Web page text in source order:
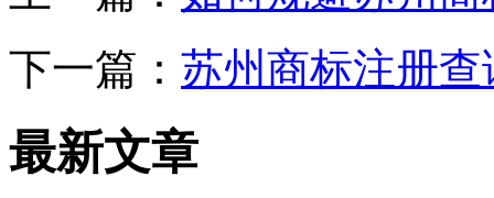
下一篇： 苏州商标注册查
最新文章